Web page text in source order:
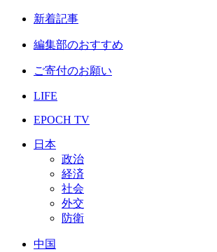
新着記事
編集部のおすすめ
ご寄付のお願い
LIFE
EPOCH TV
日本
政治
経済
社会
外交
防衛
中国